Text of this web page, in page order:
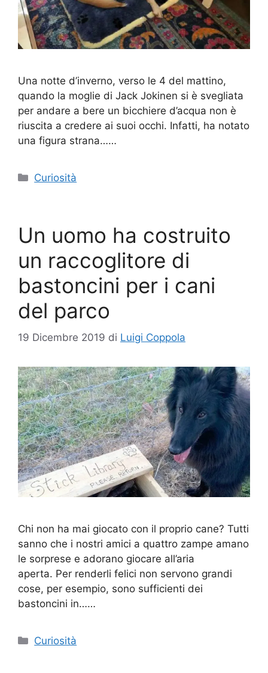
Una notte d’inverno, verso le 4 del mattino,
quando la moglie di Jack Jokinen si è svegliata
per andare a bere un bicchiere d’acqua non è
riuscita a credere ai suoi occhi. Infatti, ha notato
una figura strana……
Categorie
Curiosità
Un uomo ha costruito
un raccoglitore di
bastoncini per i cani
del parco
19 Dicembre 2019 di Luigi Coppola
Chi non ha mai giocato con il proprio cane? Tutti
sanno che i nostri amici a quattro zampe amano
le sorprese e adorano giocare all’aria
aperta. Per renderli felici non servono grandi
cose, per esempio, sono sufficienti dei
bastoncini in……
Categorie
Curiosità